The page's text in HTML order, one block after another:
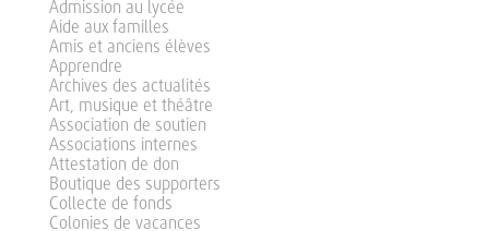
Admission au lycée
Aide aux familles
Amis et anciens élèves
Apprendre
Archives des actualités
Art, musique et théâtre
Association de soutien
Associations internes
Attestation de don
Boutique des supporters
Collecte de fonds
Colonies de vacances